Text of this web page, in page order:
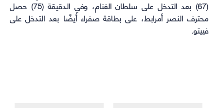
(67) بعد التدخل على سلطان الغنام، وفي الدقيقة (75) حصل
محترف النصر أمرابط، على بطاقة صفراء أيضًا بعد التدخل على
فييتو.